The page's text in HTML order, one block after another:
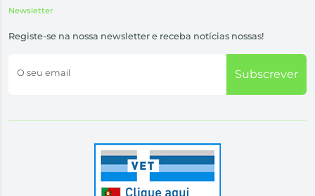
Newsletter
Registe-se na nossa newsletter e receba notícias nossas!
O seu email Subscrever